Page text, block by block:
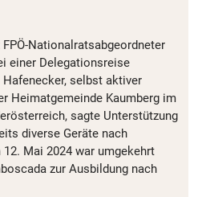
Nationalratsabgeordneter
einer Delegationsreise
selbst aktiver
Heimatgemeinde Kaumberg im
sagte Unterstützung
diverse Geräte nach
Mai 2024 war umgekehrt
zur Ausbildung nach